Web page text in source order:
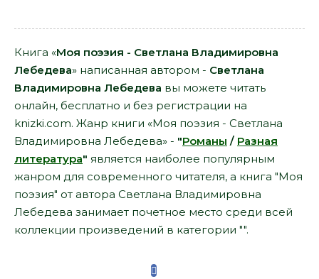
Книга «Моя поэзия - Светлана Владимировна
Лебедева» написанная автором - Светлана
Владимировна Лебедева вы можете читать
онлайн, бесплатно и без регистрации на
knizki.com. Жанр книги «Моя поэзия - Светлана
Владимировна Лебедева» - "Романы / Разная
литература" является наиболее популярным
жанром для современного читателя, а книга "Моя
поэзия" от автора Светлана Владимировна
Лебедева занимает почетное место среди всей
коллекции произведений в категории "".